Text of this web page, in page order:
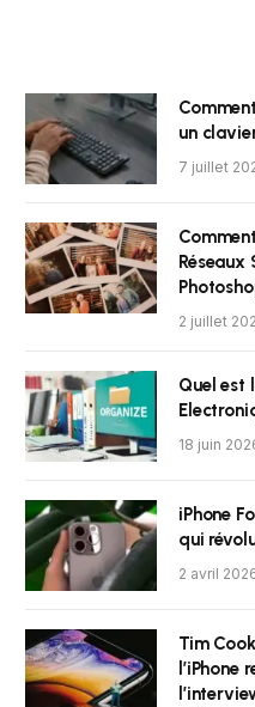
un
7 juillet
Réseaux
2 juillet
Quel est
18 juin
iPhone
qui
2 avril
Tim